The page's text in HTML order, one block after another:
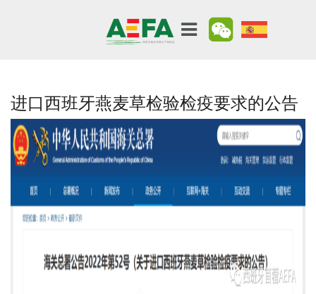
进口西班牙燕麦草检验检疫要求的公告